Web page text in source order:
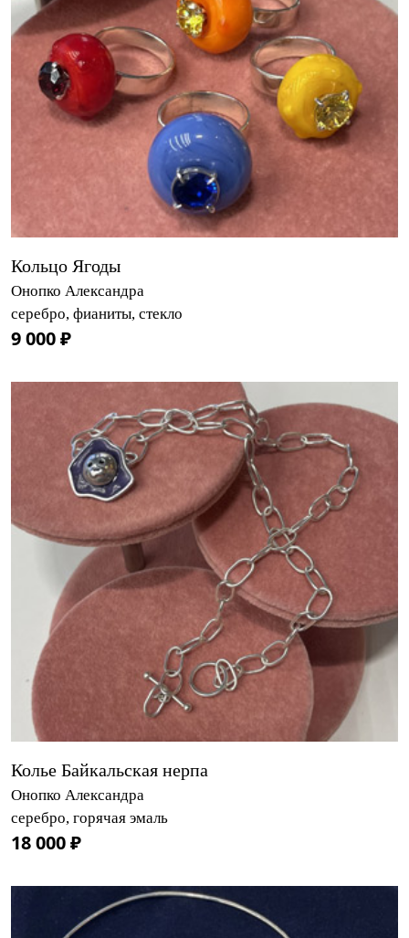
Кольцо Ягоды
Онопко Александра
серебро, фианиты, стекло
9 000 ₽
Колье Байкальская нерпа
Онопко Александра
серебро, горячая эмаль
18 000 ₽